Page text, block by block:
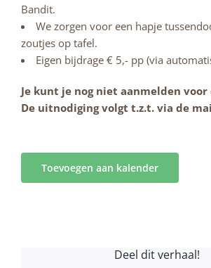
Bandit.
We zorgen voor een hapje
zoutjes op tafel.
Eigen bijdrage € 5,- pp (via
Je kunt je nog niet aanmelden
De uitnodiging volgt t.z.t. via de
Toevoegen aan kalender
Deel dit verhaal!